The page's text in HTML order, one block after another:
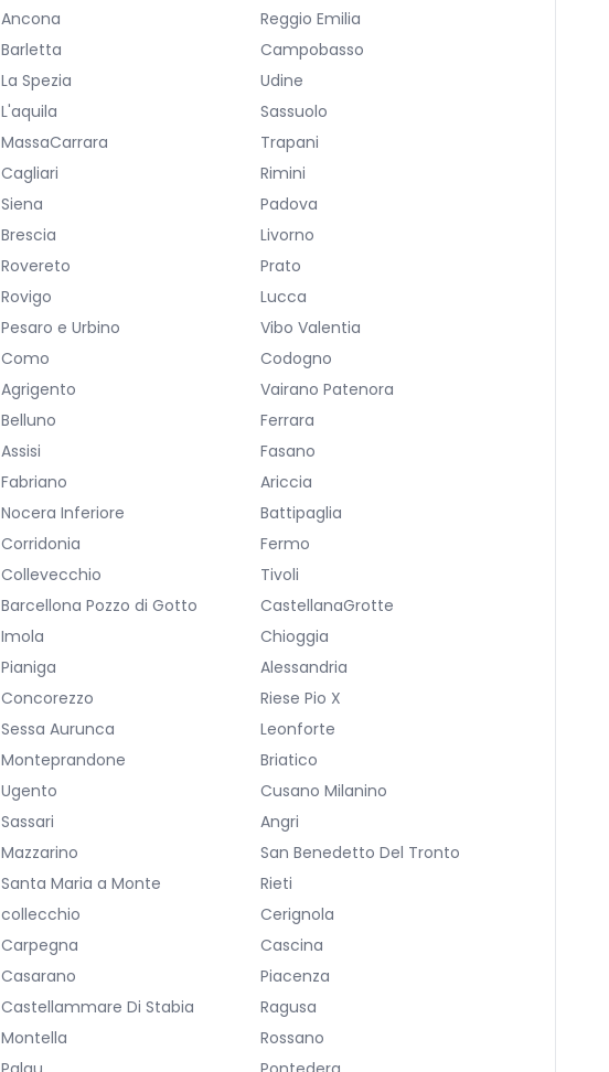
Ancona
Reggio Emilia
Barletta
Campobasso
La Spezia
Udine
L'aquila
Sassuolo
MassaCarrara
Trapani
Cagliari
Rimini
Siena
Padova
Brescia
Livorno
Rovereto
Prato
Rovigo
Lucca
Pesaro e Urbino
Vibo Valentia
Como
Codogno
Agrigento
Vairano Patenora
Belluno
Ferrara
Assisi
Fasano
Fabriano
Ariccia
Nocera Inferiore
Battipaglia
Corridonia
Fermo
Collevecchio
Tivoli
Barcellona Pozzo di Gotto
CastellanaGrotte
Imola
Chioggia
Pianiga
Alessandria
Concorezzo
Riese Pio X
Sessa Aurunca
Leonforte
Monteprandone
Briatico
Ugento
Cusano Milanino
Sassari
Angri
Mazzarino
San Benedetto Del Tronto
Santa Maria a Monte
Rieti
collecchio
Cerignola
Carpegna
Cascina
Casarano
Piacenza
Castellammare Di Stabia
Ragusa
Montella
Rossano